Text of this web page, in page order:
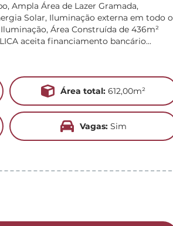
Ampla Área de Lazer Gramada,
Solar, Iluminação externa em todo o
Área Construída de 436m²
aceita financiamento bancário...
Área total: 612,00m²
Vagas:Sim